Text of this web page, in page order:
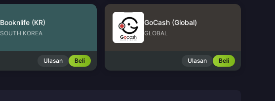
Booknlife (KR)
SOUTH KOREA
Ulasan Beli
GoCash (Global)
GLOBAL
Ulasan Beli